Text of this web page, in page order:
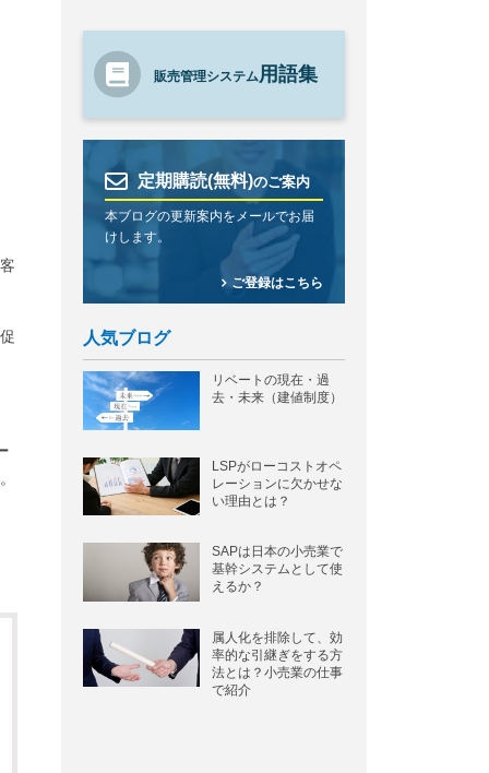
販売管理システム用語集
定期購読(無料)のご案内
本ブログの更新案内をメールでお届
けします。
ご登録はこちら
人気ブログ
リベートの現在・過
去・未来（建値制度）
LSPがローコストオペ
レーションに欠かせな
い理由とは？
SAPは日本の小売業で
基幹システムとして使
えるか？
属人化を排除して、効
率的な引継ぎをする方
法とは？小売業の仕事
で紹介